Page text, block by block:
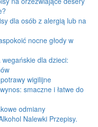
dla osób z alergią lub na
nocne głody w
dla dzieci:
wigilijne
smaczne i łatwe do
odmiany
Nalewki Przepisy.